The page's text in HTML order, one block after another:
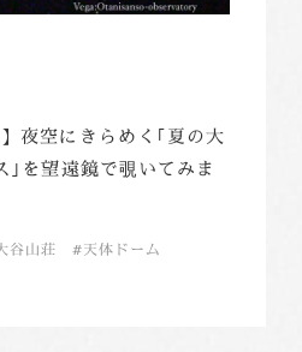
夜空にきらめく｢夏の大
｣を望遠鏡で覗いてみま
谷山荘
天体ドーム